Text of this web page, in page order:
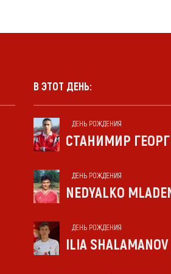
В ЭТОТ ДЕНЬ:
ДЕНЬ РОЖДЕНИЯ
СТАНИМИР
ДЕНЬ РОЖДЕНИЯ
NEDYALKO
ДЕНЬ РОЖДЕНИЯ
ILIA SHALAMANOV